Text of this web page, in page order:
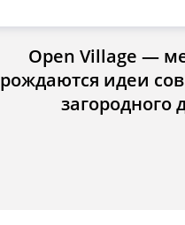
Open Village —
рождаются идеи
загородного